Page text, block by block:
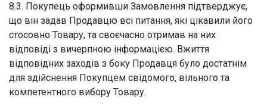
8.3. Покупець оформивши Замовлення підтверджує,
що він задав Продавцю всі питання, які цікавили його
стосовно Товару, та своєчасно отримав на них
відповіді з вичерпною інформацією. Вжиття
відповідних заходів з боку Продавця було достатнім
для здійснення Покупцем свідомого, вільного та
компетентного вибору Товару.